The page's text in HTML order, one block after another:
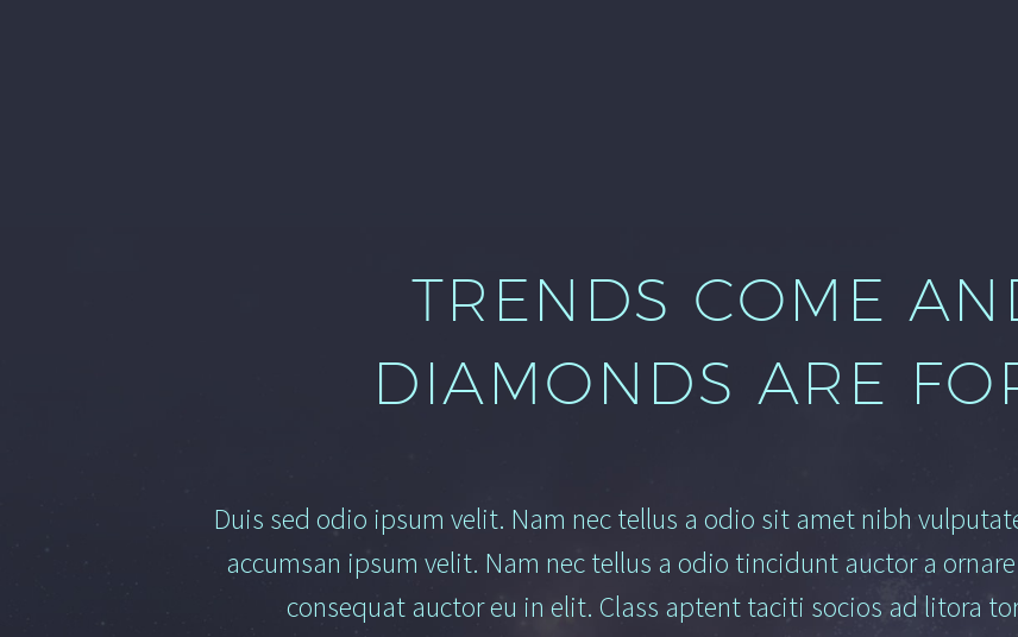
TRENDS COME
DIAMONDS ARE
Duis sed odio ipsum velit. Nam nec tellus a odio sit amet nibh
accumsan ipsum velit. Nam nec tellus a odio tincidunt auctor a
consequat auctor eu in elit. Class aptent taciti socios ad litora